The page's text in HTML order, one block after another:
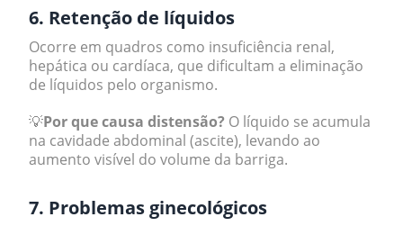
6. Retenção de líquidos
Ocorre em quadros como insuficiência renal,
hepática ou cardíaca, que dificultam a eliminação
de líquidos pelo organismo.
💡Por que causa distensão? O líquido se acumula
na cavidade abdominal (ascite), levando ao
aumento visível do volume da barriga.
7. Problemas ginecológicos